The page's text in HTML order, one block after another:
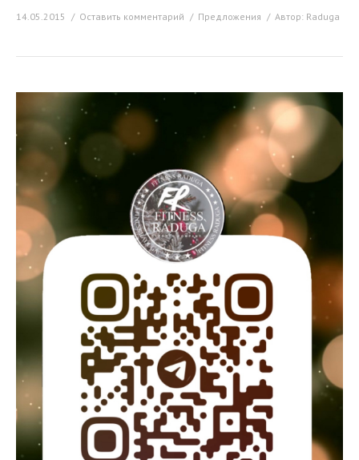
14.05.2015 Оставить комментарий Предложения Автор: Raduga